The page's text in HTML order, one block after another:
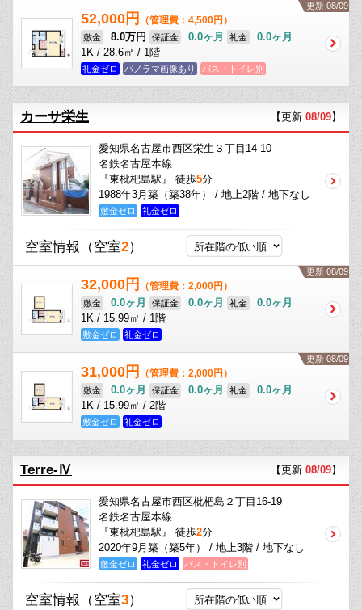
更新 08/09
52,000円 （管理費：4,500円）
敷金 8.0万円 保証金 0.0ヶ月 礼金
0.0ヶ月
1K / 28.6㎡ / 1階
礼金ゼロ パノラマ画像あり バス・トイレ別
カーサ栄生 【更新 08/09】
愛知県名古屋市西区栄生３丁目14-10
名鉄名古屋本線
『東枇杷島駅』 徒歩5分
1988年3月築（築38年） / 地上2階 / 地下なし
敷金ゼロ 礼金ゼロ
空室情報 （空室2）
更新 08/09
32,000円 （管理費：2,000円）
敷金 0.0ヶ月 保証金 0.0ヶ月 礼金
0.0ヶ月
1K / 15.99㎡ / 1階
敷金ゼロ 礼金ゼロ
更新 08/09
31,000円 （管理費：2,000円）
敷金 0.0ヶ月 保証金 0.0ヶ月 礼金
0.0ヶ月
1K / 15.99㎡ / 2階
敷金ゼロ 礼金ゼロ
Terre-Ⅳ 【更新 08/09】
愛知県名古屋市西区枇杷島２丁目16-19
名鉄名古屋本線
『東枇杷島駅』 徒歩2分
2020年9月築（築5年） / 地上3階 / 地下なし
敷金ゼロ 礼金ゼロ バス・トイレ別
空室情報 （空室3）